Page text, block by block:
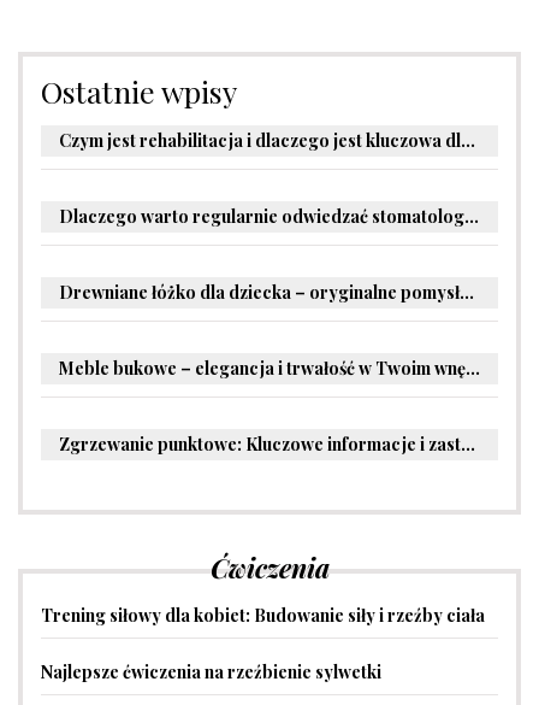
Ostatnie wpisy
Czym jest rehabilitacja i dlaczego jest kluczowa dla powrotu do zdrowia?
Dlaczego warto regularnie odwiedzać stomatologa?
Drewniane łóżko dla dziecka – oryginalne pomysły na aranżację pokoju malucha
Meble bukowe – elegancja i trwałość w Twoim wnętrzu
Zgrzewanie punktowe: Kluczowe informacje i zastosowania w przemyśle
Ćwiczenia
Trening siłowy dla kobiet: Budowanie siły i rzeźby ciała
Najlepsze ćwiczenia na rzeźbienie sylwetki